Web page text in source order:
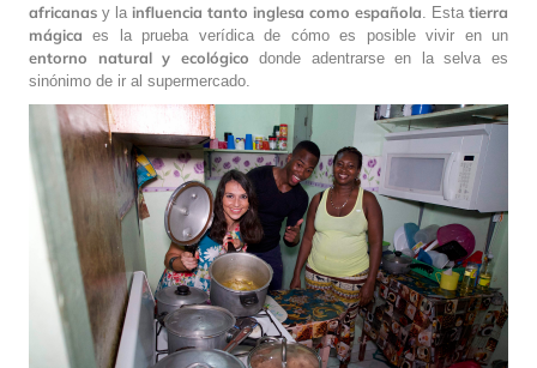
africanas y la influencia tanto inglesa como española . Esta tierra
mágica es la prueba verídica de cómo es posible vivir en un
entorno natural y ecológico donde adentrarse en la selva es
sinónimo de ir al supermercado.